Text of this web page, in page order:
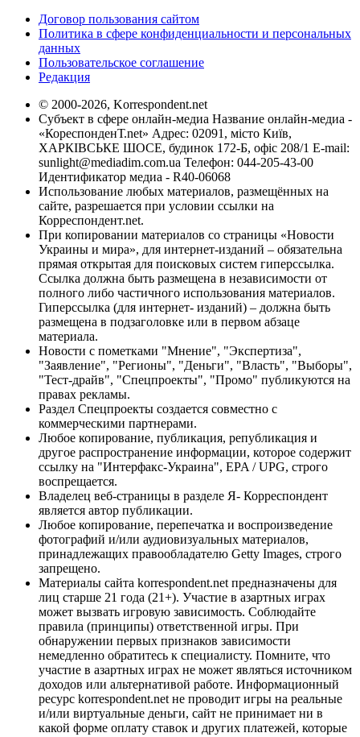
Договор пользования сайтом
Политика в сфере конфиденциальности и персональных
данных
Пользовательское соглашение
Редакция
© 2000-2026, Korrespondent.net
Субъект в сфере онлайн-медиа Название онлайн-медиа -
«КореспонденТ.net» Адрес: 02091, місто Київ,
ХАРКІВСЬКЕ ШОСЕ, будинок 172-Б, офіс 208/1 E-mail:
sunlight@mediadim.com.ua Телефон: 044-205-43-00
Идентификатор медиа - R40-06068
Использование любых материалов, размещённых на
сайте, разрешается при условии ссылки на
Корреспондент.net.
При копировании материалов со страницы «Новости
Украины и мира», для интернет-изданий – обязательна
прямая открытая для поисковых систем гиперссылка.
Ссылка должна быть размещена в независимости от
полного либо частичного использования материалов.
Гиперссылка (для интернет- изданий) – должна быть
размещена в подзаголовке или в первом абзаце
материала.
Новости с пометками "Мнение", "Экспертиза",
"Заявление", "Регионы", "Деньги", "Власть", "Выборы",
"Тест-драйв", "Спецпроекты", "Промо" публикуются на
правах рекламы.
Раздел Спецпроекты создается совместно с
коммерческими партнерами.
Любое копирование, публикация, републикация и
другое распространение информации, которое содержит
ссылку на "Интерфакс-Украина", EPA / UPG, строго
воспрещается.
Владелец веб-страницы в разделе Я- Корреспондент
является автор публикации.
Любое копирование, перепечатка и воспроизведение
фотографий и/или аудиовизуальных материалов,
принадлежащих правообладателю Getty Images, строго
запрещено.
Материалы сайта korrespondent.net предназначены для
лиц старше 21 года (21+). Участие в азартных играх
может вызвать игровую зависимость. Соблюдайте
правила (принципы) ответственной игры. При
обнаружении первых признаков зависимости
немедленно обратитесь к специалисту. Помните, что
участие в азартных играх не может являться источником
доходов или альтернативой работе. Информационный
ресурс korrespondent.net не проводит игры на реальные
и/или виртуальные деньги, сайт не принимает ни в
какой форме оплату ставок и других платежей, которые